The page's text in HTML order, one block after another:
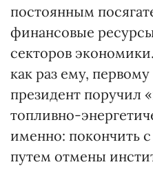
постоянным
финансовые
секторов
как раз ему,
президент поручил
топливно-
именно: покончить
путем отмены